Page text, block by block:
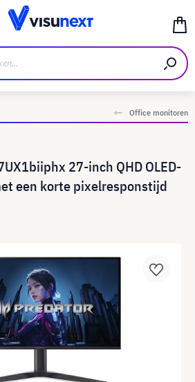
Office monitoren
27-inch QHD OLED-
een korte pixelresponstijd